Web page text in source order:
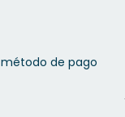
método de pago